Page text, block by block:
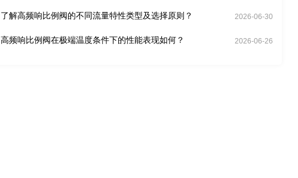
了解高频响比例阀的不同流量特性类型及选择原则？ 2026-06-30
高频响比例阀在极端温度条件下的性能表现如何？ 2026-06-26